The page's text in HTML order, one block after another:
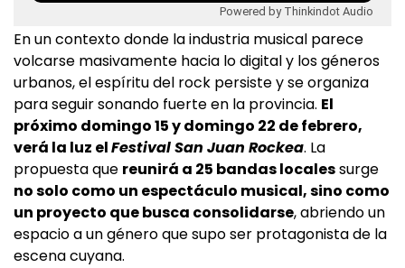
Powered by Thinkindot Audio
En un contexto donde la industria musical parece
volcarse masivamente hacia lo digital y los géneros
urbanos, el espíritu del rock persiste y se organiza
para seguir sonando fuerte en la provincia. El
próximo domingo 15 y domingo 22 de febrero,
verá la luz elFestival San Juan Rockea. La
propuesta que reunirá a 25 bandas localessurge
no solo como un espectáculo musical, sino como
un proyecto que busca consolidarse, abriendo un
espacio a un género que supo ser protagonista de la
escena cuyana.